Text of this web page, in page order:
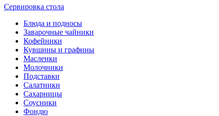
Сервировка стола
Блюда и подносы
Заварочные чайники
Кофейники
Кувшины и графины
Масленки
Молочники
Подставки
Салатники
Сахарницы
Соусники
Фондю